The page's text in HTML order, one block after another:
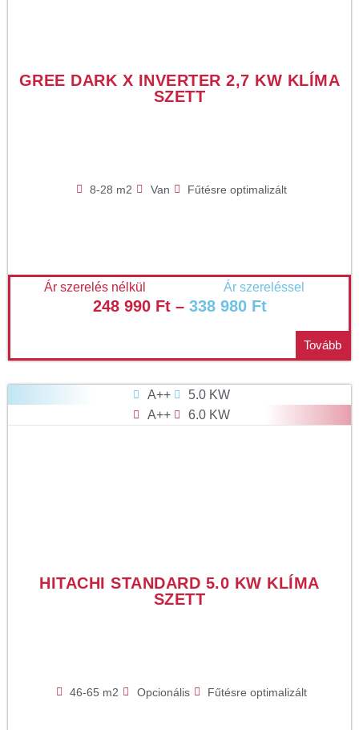
GREE DARK X INVERTER 2,7 KW KLÍMA
SZETT
8-28 m2 Van Fűtésre optimalizált
Ár szerelés nélkül Ár szereléssel
248 990 Ft– 338 980 Ft
Tovább
A++
5.0 KW
A++
6.0 KW
HITACHI STANDARD 5.0 KW KLÍMA
SZETT
46-65 m2 Opcionális Fűtésre optimalizált